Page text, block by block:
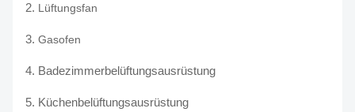
2. Lüftungsfan
3. Gasofen
4. Badezimmerbelüftungsausrüstung
5. Küchenbelüftungsausrüstung